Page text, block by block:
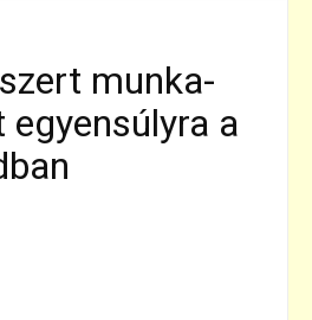
munka-
egyensúlyra a